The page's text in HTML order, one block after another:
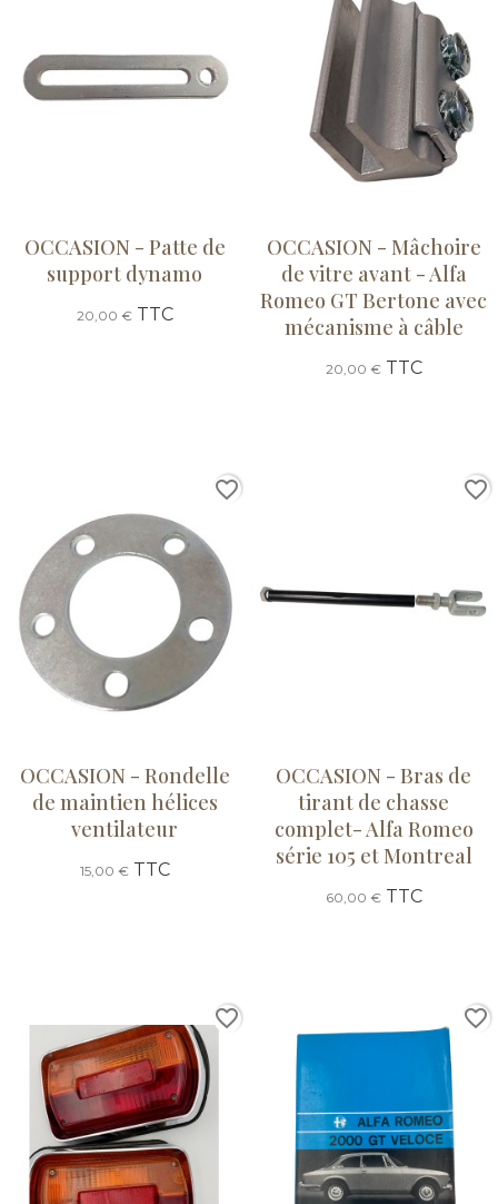
OCCASION - Patte de
support dynamo
20,00 €TTC
OCCASION - Mâchoire
de vitre avant - Alfa
Romeo GT Bertone avec
mécanisme à câble
20,00 €TTC
OCCASION - Rondelle
de maintien hélices
ventilateur
15,00 €TTC
favorite_border
OCCASION - Bras de
tirant de chasse
complet- Alfa Romeo
série 105 et Montreal
60,00 €TTC
favorite_border
favorite_border favorite_border